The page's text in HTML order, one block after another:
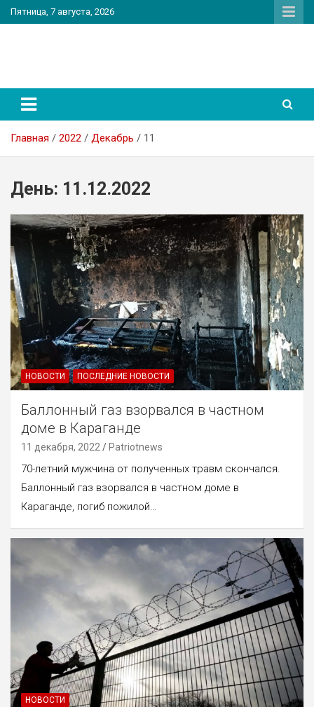
Перейти
к
Пятница, 7 августа, 2026
Главная 2022 Декабрь 11
День: 11.12.2022
НОВОСТИ ПОСЛЕДНИЕ НОВОСТИ
Баллонный газ взорвался в частном
доме в Караганде
11 декабря, 2022 Patriotnews
70-летний мужчина от полученных травм скончался.
Баллонный газ взорвался в частном доме в
Караганде, погиб пожилой…
НОВОСТИ